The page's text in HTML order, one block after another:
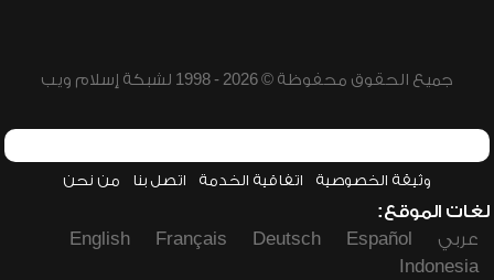
جميع الحقوق محفوظة © 2026 - 1998 لشبكة إسلام ويب
وثيقة الخصوصية اتفاقية الخدمة اتصل بنا من نحن
لغات الموقع:
عربي
Español
Deutsch
Français
English
Indonesia